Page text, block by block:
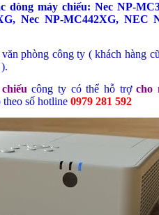
dòng máy chiếu: Nec NP-
Nec NP-MC442XG, NEC
phòng công ty ( khách hàng
công ty có thể hỗ trợcho
số hotline 0979 281 592